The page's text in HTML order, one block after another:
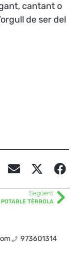
cantant o
de ser del
Següent
TÈRBOLA
973601314